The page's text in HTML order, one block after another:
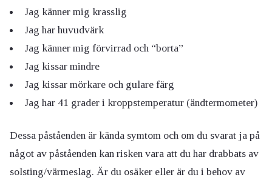
Jag känner mig krasslig
Jag har huvudvärk
Jag känner mig förvirrad och “borta”
Jag kissar mindre
Jag kissar mörkare och gulare färg
Jag har 41 grader i kroppstemperatur (ändtermometer)
Dessa påståenden är kända symtom och om du svarat ja på
något av påståenden kan risken vara att du har drabbats av
solsting/värmeslag. Är du osäker eller är du i behov av